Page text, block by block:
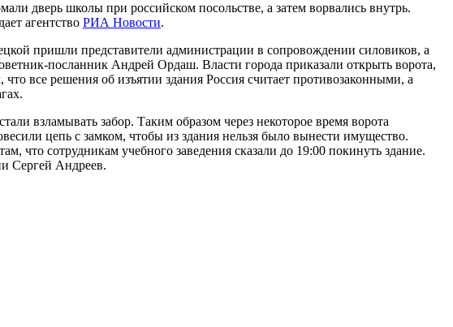
дверь школы при российском посольстве, а затем ворвались внутрь.
агентство РИА Новости.
пришли представители администрации в сопровождении силовиков, а
посланник Андрей Ордаш. Власти города приказали открыть ворота,
все решения об изъятии здания Россия считает противозаконными, а
взламывать забор. Таким образом через некоторое время ворота
цепь с замком, чтобы из здания нельзя было вынести имущество.
что сотрудникам учебного заведения сказали до 19:00 покинуть здание.
Сергей Андреев.